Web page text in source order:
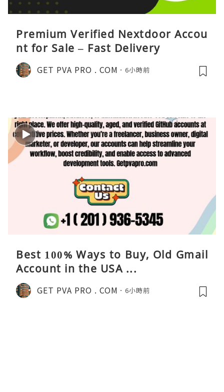
Premium Verified Nextdoor Accou
nt for Sale – Fast Delivery
GET PVA PRO . COM 6小時前
Best 100% Ways to Buy, Old Gmail
Account in the USA ...
GET PVA PRO . COM 6小時前